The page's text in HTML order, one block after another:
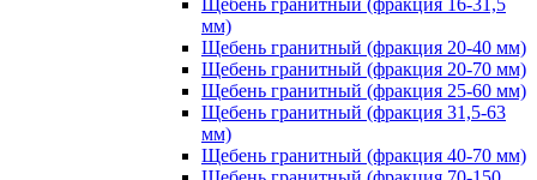
Щебень гранитный (фракция 16-31,5
мм)
Щебень гранитный (фракция 20-40 мм)
Щебень гранитный (фракция 20-70 мм)
Щебень гранитный (фракция 25-60 мм)
Щебень гранитный (фракция 31,5-63
мм)
Щебень гранитный (фракция 40-70 мм)